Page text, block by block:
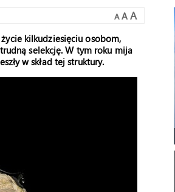
A A A
kilkudziesięciu osobom,
selekcję. W tym roku mija
w skład tej struktury.